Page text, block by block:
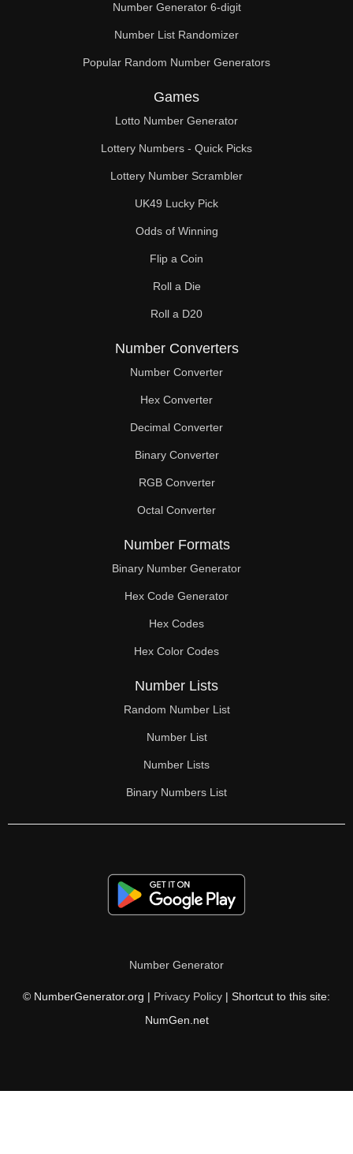
Number Generator 6-digit
Number List Randomizer
Popular Random Number Generators
Games
Lotto Number Generator
Lottery Numbers - Quick Picks
Lottery Number Scrambler
UK49 Lucky Pick
Odds of Winning
Flip a Coin
Roll a Die
Roll a D20
Number Converters
Number Converter
Hex Converter
Decimal Converter
Binary Converter
RGB Converter
Octal Converter
Number Formats
Binary Number Generator
Hex Code Generator
Hex Codes
Hex Color Codes
Number Lists
Random Number List
Number List
Number Lists
Binary Numbers List
Number Generator
© NumberGenerator.org | Privacy Policy | Shortcut to this site:
NumGen.net